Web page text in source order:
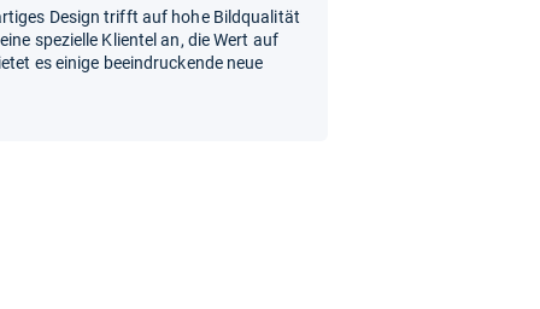
Design trifft auf hohe Bildqualität
spezielle Klientel an, die Wert auf
es einige beeindruckende neue